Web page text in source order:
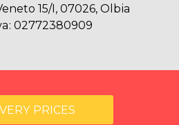
15/I, 07026, Olbia
02772380909
PRICES